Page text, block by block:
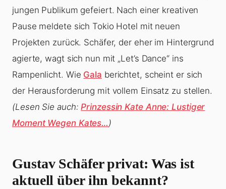
jungen Publikum gefeiert. Nach einer kreativen
Pause meldete sich Tokio Hotel mit neuen
Projekten zurück. Schäfer, der eher im Hintergrund
agierte, wagt sich nun mit „Let’s Dance“ ins
Rampenlicht. Wie Gala berichtet, scheint er sich
der Herausforderung mit vollem Einsatz zu stellen.
(Lesen Sie auch:Prinzessin Kate Anne: Lustiger
Moment Wegen Kates…)
Gustav Schäfer privat: Was ist
aktuell über ihn bekannt?